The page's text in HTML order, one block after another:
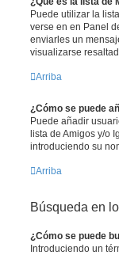
Puede utilizar la
verse en en Panel
enviarles un
visualizarse
Arriba
¿Cómo se puede
Puede añadir
lista de Amigos y/o
introduciendo su
Arriba
Búsqueda en
¿Cómo se puede
Introduciendo un